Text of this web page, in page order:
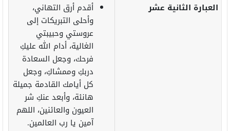
العبارة الثانية عشر
أقدم أرق التهاني،
وأحلى التبريكات إلى
عروستي وحبيبتي
الغالية، أدام الله عليكِ
فرحك، وجعل السعادة
دربكِ وممشاكِ، وجعل
كل أيامك القادمة جميلة
هانئة، وأبعد عنكِ شر
العيون والعائنين، اللهم
آمين يا رب العالمين.